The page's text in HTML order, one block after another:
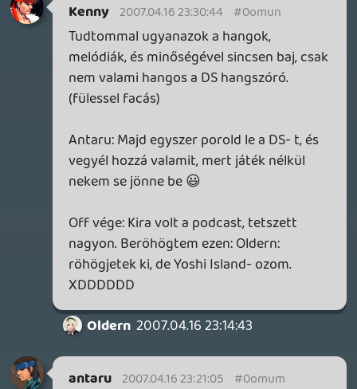
antaru 2007.04.16 23:10:42
antaru 2007.04.16 23:10:42 #0omui
Hörrrrr....
Nem igaz, hogy senki nem ért semmit. 😃
Dehogynem mozgat, több dolog is:
Trauma Center kicsit, meg a várható
taktikai rpg-k nagyon.
A Dragon Quest IX-et is várom.
De mint írtam, nem ezért nem cipelem a
DS-t, hanem azért, mert bőven elég a PSP
arra az icike-picike időre, ami van nekem
egy nap.
Lumines vagy Puzzle Quest bármikor
jöhet, többet játszottam ezzel a két
gémmel, mint minden mással az utóbbi
Ha nincs erőm másra, akkor zenét
hallgatok vagy rajzfilmet nézek.